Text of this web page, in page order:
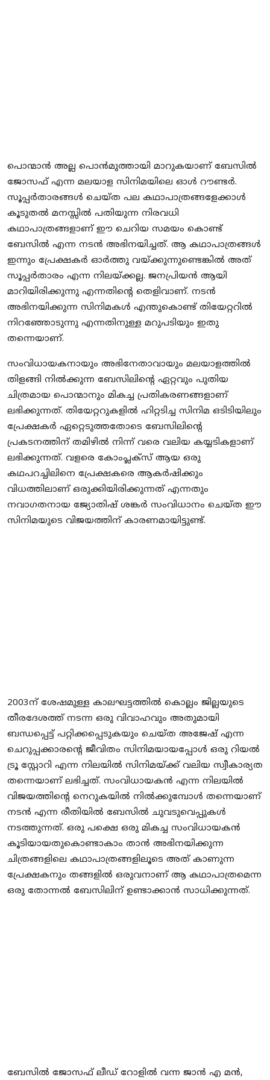
പൊന്മാൻ അല്ല പൊൻമുത്തായി മാറുകയാണ് ബേസിൽ
ജോസഫ് എന്ന മലയാള സിനിമയിലെ ഓൾ റൗണ്ടർ.
സൂപ്പർതാരങ്ങൾ ചെയ്ത പല കഥാപാത്രങ്ങളേക്കാൾ
കൂടുതൽ മനസ്സിൽ പതിയുന്ന നിരവധി
കഥാപാത്രങ്ങളാണ് ഈ ചെറിയ സമയം കൊണ്ട്
ബേസിൽ എന്ന നടൻ അഭിനയിച്ചത്. ആ കഥാപാത്രങ്ങൾ
ഇന്നും പ്രേക്ഷകർ ഓർത്തു വയ്ക്കുന്നുണ്ടെങ്കിൽ അത്
സൂപ്പർതാരം എന്ന നിലയ്ക്കല്ല. ജനപ്രിയൻ ആയി
മാറിയിരിക്കുന്നു എന്നതിന്റെ തെളിവാണ്. നടൻ
അഭിനയിക്കുന്ന സിനിമകൾ എന്തുകൊണ്ട് തിയേറ്ററിൽ
നിറഞ്ഞോടുന്നു എന്നതിനുള്ള മറുപടിയും ഇതു
തന്നെയാണ്.
സംവിധായകനായും അഭിനേതാവായും മലയാളത്തിൽ
തിളങ്ങി നിൽക്കുന്ന ബേസിലിന്റെ ഏറ്റവും പുതിയ
ചിത്രമായ പൊന്മാനും മികച്ച പ്രതികരണങ്ങളാണ്
ലഭിക്കുന്നത്. തിയേറ്ററുകളിൽ ഹിറ്റടിച്ച സിനിമ ഒടിടിയിലും
പ്രേക്ഷകർ ഏറ്റെടുത്തതോടെ ബേസിലിന്റെ
പ്രകടനത്തിന് തമിഴിൽ നിന്ന് വരെ വലിയ കയ്യടികളാണ്
ലഭിക്കുന്നത്. വളരെ കോംപ്ലക്സ് ആയ ഒരു
കഥപറച്ചിലിനെ പ്രേക്ഷകരെ ആകർഷിക്കും
വിധത്തിലാണ് ഒരുക്കിയിരിക്കുന്നത് എന്നതും
നവാഗതനായ ജ്യോതിഷ് ശങ്കർ സംവിധാനം ചെയ്ത ഈ
സിനിമയുടെ വിജയത്തിന് കാരണമായിട്ടുണ്ട്.
2003ന് ശേഷമുള്ള കാലഘട്ടത്തിൽ കൊല്ലം ജില്ലയുടെ
തീരദേശത്ത് നടന്ന ഒരു വിവാഹവും അതുമായി
ബന്ധപ്പെട്ട് പറ്റിക്കപ്പെടുകയും ചെയ്ത അജേഷ് എന്ന
ചെറുപ്പക്കാരന്റെ ജീവിതം സിനിമയായപ്പോൾ ഒരു റിയൽ
ട്രൂ സ്റ്റോറി എന്ന നിലയിൽ സിനിമയ്ക്ക് വലിയ സ്വീകാര്യത
തന്നെയാണ് ലഭിച്ചത്. സംവിധായകൻ എന്ന നിലയിൽ
വിജയത്തിന്റെ നെറുകയിൽ നിൽക്കുമ്പോൾ തന്നെയാണ്
നടൻ എന്ന രീതിയിൽ ബേസിൽ ചുവടുവെപ്പുകൾ
നടത്തുന്നത്. ഒരു പക്ഷെ ഒരു മികച്ച സംവിധായകൻ
കൂടിയായതുകൊണ്ടാകാം താൻ അഭിനയിക്കുന്ന
ചിത്രങ്ങളിലെ കഥാപാത്രങ്ങളിലൂടെ അത് കാണുന്ന
പ്രേക്ഷകനും തങ്ങളിൽ ഒരുവനാണ് ആ കഥാപാത്രമെന്ന
ഒരു തോന്നൽ ബേസിലിന് ഉണ്ടാക്കാൻ സാധിക്കുന്നത്.
ബേസിൽ ജോസഫ് ലീഡ് റോളിൽ വന്ന ജാൻ എ മൻ,